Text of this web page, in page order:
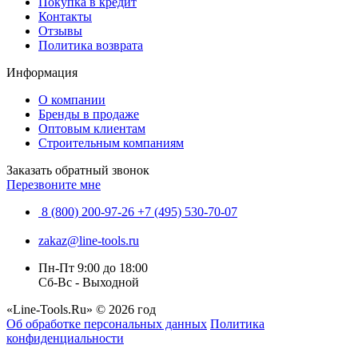
Контакты
Отзывы
Политика возврата
Информация
О компании
Бренды в продаже
Оптовым клиентам
Строительным компаниям
Заказать обратный звонок
Перезвоните мне
8 (800) 200-97-26 +7 (495) 530-70-07
zakaz@line-tools.ru
Пн-Пт 9:00 до 18:00
Сб-Вс - Выходной
«Line-Tools.Ru» © 2026 год
Об обработке персональных данных Политика
конфиденциальности